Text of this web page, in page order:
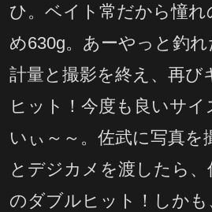
ひ。ベイト常だから憧
め630g。あーやっと釣れ
計量と撮影を終え、再び
ヒット！今度も良いサイ
いぃ～～。佐武に写真を
とデジカメを渡したら、
のダブルヒット！しかも